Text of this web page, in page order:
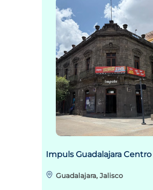
Impuls Guadalajara Centro
Guadalajara, Jalisco